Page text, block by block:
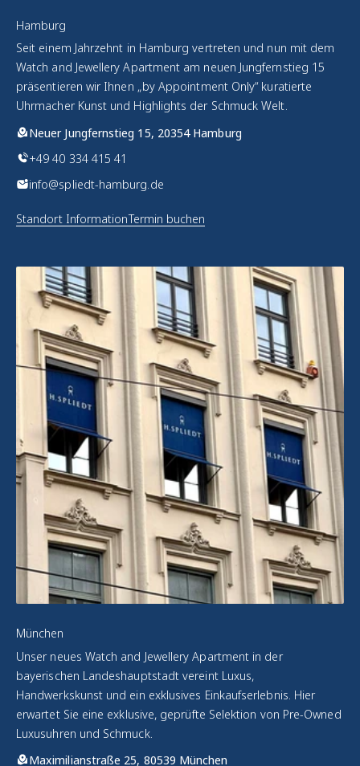
Hamburg
Seit einem Jahrzehnt in Hamburg vertreten und nun mit dem
Watch and Jewellery Apartment am neuen Jungfernstieg 15
präsentieren wir Ihnen „by Appointment Only“ kuratierte
Uhrmacher Kunst und Highlights der Schmuck Welt.
Neuer Jungfernstieg 15, 20354 Hamburg
+49 40 334 415 41
info@spliedt-hamburg.de
Standort InformationTermin buchen
München
Unser neues Watch and Jewellery Apartment in der
bayerischen Landeshauptstadt vereint Luxus,
Handwerkskunst und ein exklusives Einkaufserlebnis. Hier
erwartet Sie eine exklusive, geprüfte Selektion von Pre-Owned
Luxusuhren und Schmuck.
Maximilianstraße 25, 80539 München